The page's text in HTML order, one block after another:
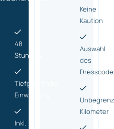
48
Stunden
Tiefgreifende
Einweisung
Inkl.
Keine
Kaution
Auswahl
des
Kilometer